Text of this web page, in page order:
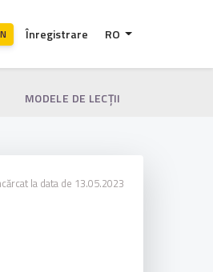
Înregistrare RO
MODELE DE LECȚII
la data de 13.05.2023